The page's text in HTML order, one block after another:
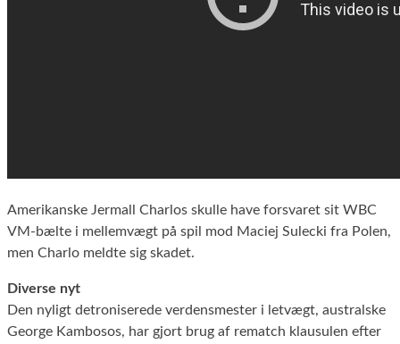
Amerikanske Jermall Charlos skulle have forsvaret sit WBC
VM-bælte i mellemvægt på spil mod Maciej Sulecki fra Polen,
men Charlo meldte sig skadet.
Diverse nyt
Den nyligt detroniserede verdensmester i letvægt, australske
George Kambosos, har gjort brug af rematch klausulen efter